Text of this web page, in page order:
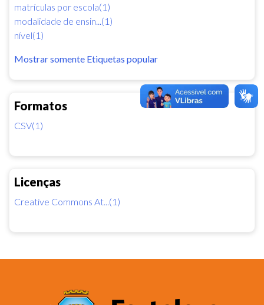
matrículas por escola(1)
modalidade de ensin...(1)
nível(1)
Mostrar somente Etiquetas popular
Formatos
CSV(1)
Licenças
Creative Commons At...(1)